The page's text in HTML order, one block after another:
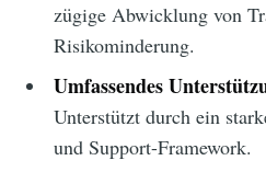
zügige Abwicklung von
Risikominderung.
Umfassendes
Unterstützt durch ein
und Support-Framework.